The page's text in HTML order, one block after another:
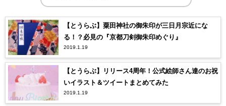
【とうらぶ】粟田神社の御朱印が三日月宗近にな
る！？必見の『京都刀剣御朱印めぐり』
2019.1.19
【とうらぶ】リリース4周年！公式絵師さん達のお祝
いイラスト＆ツイートまとめてみた
2019.1.19